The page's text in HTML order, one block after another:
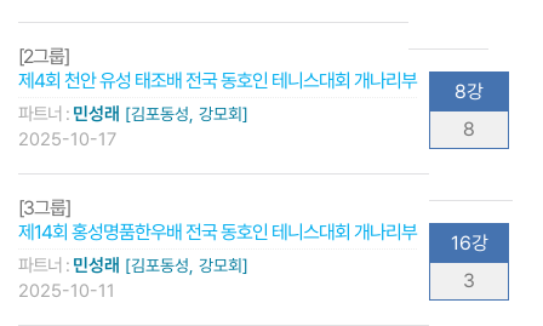
[2그룹]
제4회 천안 유성 태조배 전국 동호인 테니스대회 개나리부
파트너 : 민성래 [김포동성, 강모회]
2025-10-17
8강
8
[3그룹]
제14회 홍성명품한우배 전국 동호인 테니스대회 개나리부
파트너 : 민성래 [김포동성, 강모회]
2025-10-11
16강
3